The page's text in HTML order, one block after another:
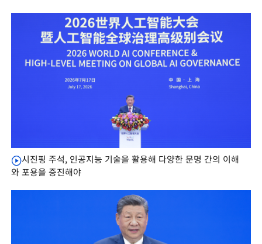
시진핑 주석, 인공지능 기술을 활용해 다양한 문명 간의 이해
와 포용을 증진해야